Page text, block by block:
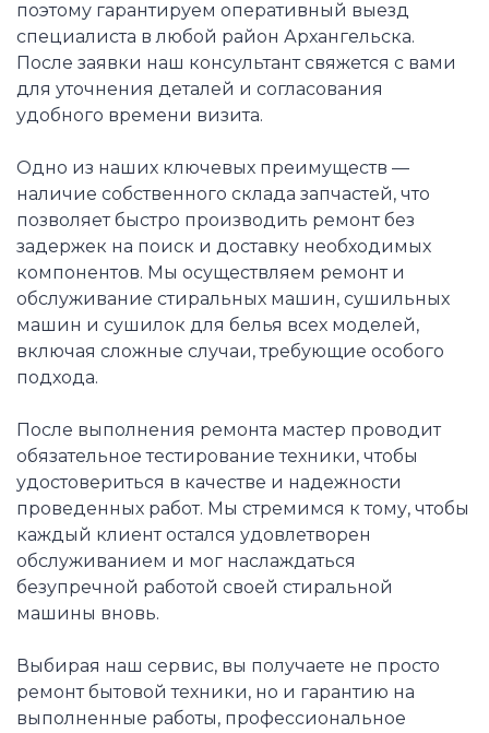
поэтому гарантируем оперативный выезд
специалиста в любой район Архангельска.
После заявки наш консультант свяжется с вами
для уточнения деталей и согласования
удобного времени визита.
Одно из наших ключевых преимуществ —
наличие собственного склада запчастей, что
позволяет быстро производить ремонт без
задержек на поиск и доставку необходимых
компонентов. Мы осуществляем ремонт и
обслуживание стиральных машин, сушильных
машин и сушилок для белья всех моделей,
включая сложные случаи, требующие особого
подхода.
После выполнения ремонта мастер проводит
обязательное тестирование техники, чтобы
удостовериться в качестве и надежности
проведенных работ. Мы стремимся к тому, чтобы
каждый клиент остался удовлетворен
обслуживанием и мог наслаждаться
безупречной работой своей стиральной
машины вновь.
Выбирая наш сервис, вы получаете не просто
ремонт бытовой техники, но и гарантию на
выполненные работы, профессиональное